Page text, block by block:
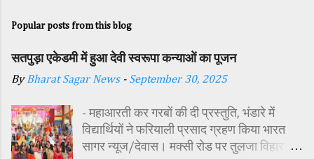
Popular posts from this blog
सतपुड़ा एकेडमी में हुआ देवी स्वरूपा कन्याओं का पूजन
ByBharat Sagar News - September 30, 2025
- महाआरती कर गरबों की दी प्रस्तुति, भंडारे में
विद्यार्थियों ने फरियाली प्रसाद ग्रहण किया भारत
सागर न्यूज/देवास। मक्सी रोड पर तुलजा विहार